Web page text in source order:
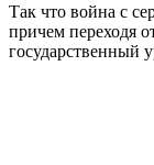
Так что война с
причем переходя
государственный